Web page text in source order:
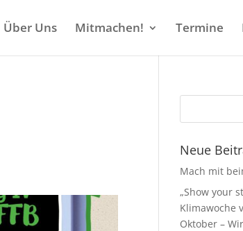
Über Uns Mitmachen! Termine
Neue
Mach mit
„Show your
Klimawoche
Oktober –